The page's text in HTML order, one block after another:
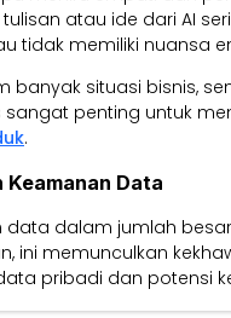
atau ide dari AI
tidak memiliki nuansa
banyak situasi bisnis,
sangat penting untuk
.
Keamanan Data
data dalam jumlah
ini memunculkan
pribadi dan potensi